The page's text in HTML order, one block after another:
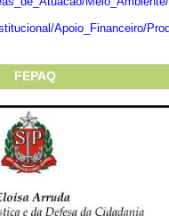
Apoio_Financeiro/
FEPAQ